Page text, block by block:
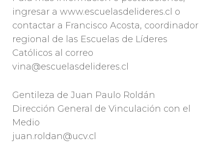
ingresar a www.escuelasdelideres.cl o
contactar a Francisco Acosta, coordinador
regional de las Escuelas de Líderes
Católicos al correo
vina@escuelasdelideres.cl
Gentileza de Juan Paulo Roldán
Dirección General de Vinculación con el
Medio
juan.roldan@ucv.cl